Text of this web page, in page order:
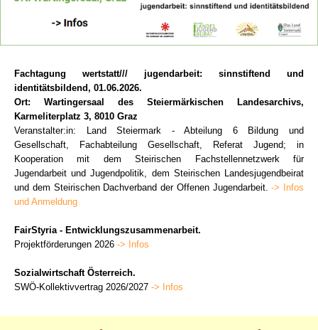
Fachtagung wertstatt/// jugendarbeit: sinnstiftend und
identitätsbildend, 01.06.2026.
Ort: Wartingersaal des Steiermärkischen Landesarchivs,
Karmeliterplatz 3, 8010 Graz
Veranstalter:in: Land Steiermark - Abteilung 6 Bildung und
Gesellschaft, Fachabteilung Gesellschaft, Referat Jugend; in
Kooperation mit dem Steirischen Fachstellennetzwerk für
Jugendarbeit und Jugendpolitik, dem Steirischen Landesjugendbeirat
und dem Steirischen Dachverband der Offenen Jugendarbeit.-> Infos
und Anmeldung
FairStyria - Entwicklungszusammenarbeit.
Projektförderungen 2026 -> Infos
Sozialwirtschaft Österreich.
SWÖ-Kollektivvertrag 2026/2027 -> Infos